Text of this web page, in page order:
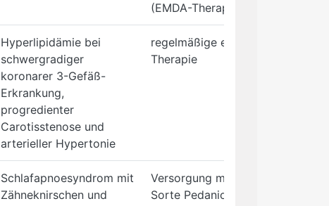
(EMDA-Therapie)
Hyperlipidämie bei
schwergradiger
koronarer 3-Gefäß-
Erkrankung,
progredienter
Carotisstenose und
arterieller Hypertonie
regelmäßige extrakorpolare
Therapie
Schlafapnoesyndrom mit
Zähneknirschen und
Versorgung mit Medizinal-
Sorte Pedanios 22/1